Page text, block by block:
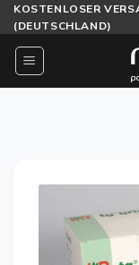
Zum
Inhalt
springen
KOSTENLOSER
(DEUTSCHLAND)